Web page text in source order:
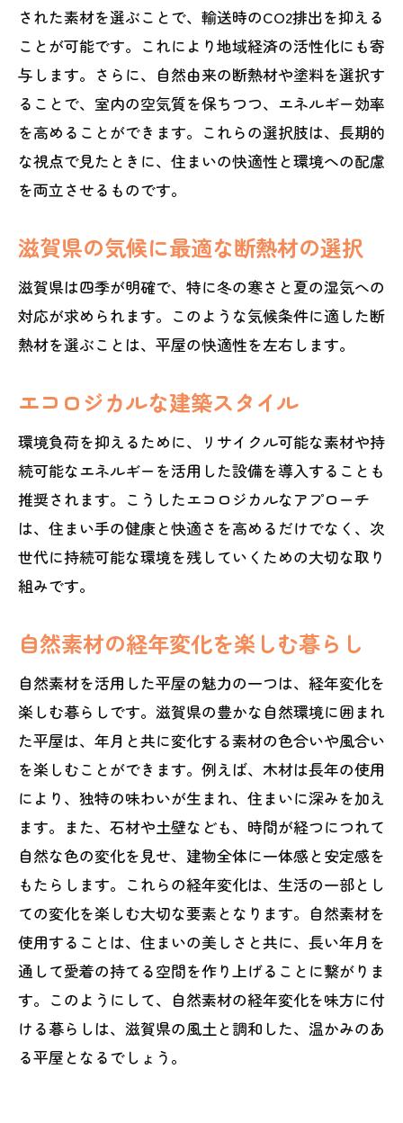
家族の絆を深める間取りの工夫
コストパフォーマンスの高い住まい
地域風土に溶け込むデザインの魅力
された素材を選ぶことで、輸送時のCO2排出を抑える
ことが可能です。これにより地域経済の活性化にも寄
与します。さらに、自然由来の断熱材や塗料を選択す
ることで、室内の空気質を保ちつつ、エネルギー効率
を高めることができます。これらの選択肢は、長期的
な視点で見たときに、住まいの快適性と環境への配慮
を両立させるものです。
滋賀県の気候に最適な断熱材の選択
滋賀県は四季が明確で、特に冬の寒さと夏の湿気への
対応が求められます。このような気候条件に適した断
熱材を選ぶことは、平屋の快適性を左右します。
エコロジカルな建築スタイル
環境負荷を抑えるために、リサイクル可能な素材や持
続可能なエネルギーを活用した設備を導入することも
推奨されます。こうしたエコロジカルなアプローチ
は、住まい手の健康と快適さを高めるだけでなく、次
世代に持続可能な環境を残していくための大切な取り
組みです。
自然素材の経年変化を楽しむ暮らし
自然素材を活用した平屋の魅力の一つは、経年変化を
楽しむ暮らしです。滋賀県の豊かな自然環境に囲まれ
た平屋は、年月と共に変化する素材の色合いや風合い
を楽しむことができます。例えば、木材は長年の使用
により、独特の味わいが生まれ、住まいに深みを加え
ます。また、石材や土壁なども、時間が経つにつれて
自然な色の変化を見せ、建物全体に一体感と安定感を
もたらします。これらの経年変化は、生活の一部とし
ての変化を楽しむ大切な要素となります。自然素材を
使用することは、住まいの美しさと共に、長い年月を
通して愛着の持てる空間を作り上げることに繋がりま
す。このようにして、自然素材の経年変化を味方に付
ける暮らしは、滋賀県の風土と調和した、温かみのあ
る平屋となるでしょう。